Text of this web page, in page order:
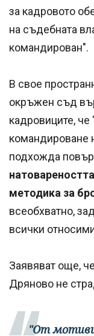
за кадровото
на съдебната
командирован".
В свое
окръжен съд
кадровиците, че
командироване
подхожда
методика за
всеобхватно,
всички
Заявяват още,
Дряново не
"От